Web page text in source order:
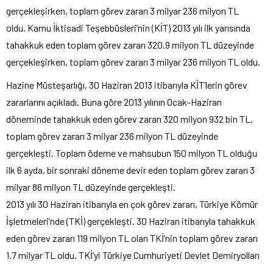
gerçekleşirken, toplam görev zararı 3 milyar 236 milyon TL
oldu. Kamu İktisadi Teşebbüsleri’nin (KİT) 2013 yılı ilk yarısında
tahakkuk eden toplam görev zararı 320.9 milyon TL düzeyinde
gerçekleşirken, toplam görev zararı 3 milyar 236 milyon TL oldu.
Hazine Müsteşarlığı, 30 Haziran 2013 itibarıyla KİT’lerin görev
zararlarını açıkladı. Buna göre 2013 yılının Ocak-Haziran
döneminde tahakkuk eden görev zararı 320 milyon 932 bin TL,
toplam görev zararı 3 milyar 236 milyon TL düzeyinde
gerçekleşti. Toplam ödeme ve mahsubun 150 milyon TL olduğu
ilk 6 ayda, bir sonraki döneme devir eden toplam görev zararı 3
milyar 86 milyon TL düzeyinde gerçekleşti.
2013 yılı 30 Haziran itibarıyla en çok görev zararı, Türkiye Kömür
İşletmeleri’nde (TKİ) gerçekleşti. 30 Haziran itibarıyla tahakkuk
eden görev zararı 119 milyon TL olan TKİ’nin toplam görev zararı
1.7 milyar TL oldu. TKİ’yi Türkiye Cumhuriyeti Devlet Demiryolları